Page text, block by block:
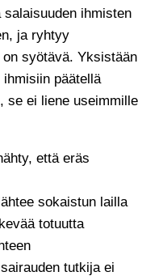
ihmisten
ja ryhtyy
syötävä. Yksistään
päätellä
se ei liene useimmille
että eräs
sokaistun lailla
totuutta
tutkija ei